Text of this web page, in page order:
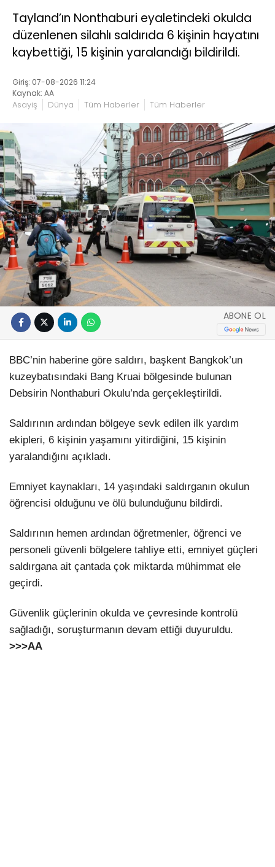
Tayland’ın Nonthaburi eyaletindeki okulda
düzenlenen silahlı saldırıda 6 kişinin hayatını
kaybettiği, 15 kişinin yaralandığı bildirildi.
Giriş: 07-08-2026 11:24
Kaynak: AA
Asayiş Dünya Tüm Haberler Tüm Haberler
ABONE OL
BBC’nin haberine göre saldırı, başkent Bangkok’un
kuzeybatısındaki Bang Kruai bölgesinde bulunan
Debsirin Nonthaburi Okulu’nda gerçekleştirildi.
Saldırının ardından bölgeye sevk edilen ilk yardım
ekipleri, 6 kişinin yaşamını yitirdiğini, 15 kişinin
yaralandığını açıkladı.
Emniyet kaynakları, 14 yaşındaki saldırganın okulun
öğrencisi olduğunu ve ölü bulunduğunu bildirdi.
Saldırının hemen ardından öğretmenler, öğrenci ve
personeli güvenli bölgelere tahliye etti, emniyet güçleri
saldırgana ait çantada çok miktarda mühimmat ele
geçirdi.
Güvenlik güçlerinin okulda ve çevresinde kontrolü
sağladığı, soruşturmanın devam ettiği duyuruldu.
>>>AA